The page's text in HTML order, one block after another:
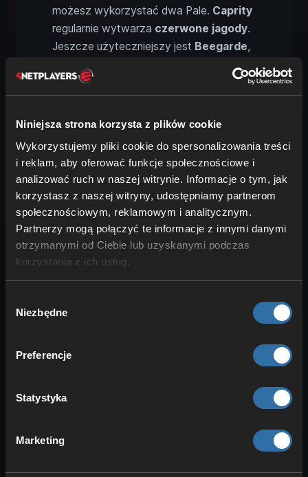
Niniejsza strona korzysta z plików cookie
Wykorzystujemy pliki cookie do spersonalizowania treści
i reklam, aby oferować funkcje społecznościowe i
analizować ruch w naszej witrynie. Informacje o tym, jak
korzystasz z naszej witryny, udostępniamy partnerom
społecznościowym, reklamowym i analitycznym.
Partnerzy mogą połączyć te informacje z innymi danymi
otrzymanymi od Ciebie lub uzyskanymi podczas
korzystania z ich usług.
zgody
Niezbędne
Preferencje
Statystyka
Marketing
możesz wykorzystać dwa Pale. Caprity
regularnie wytwarza czerwone jagody.
Jeszcze użyteczniejszy jest Beegarde,
jako wierzchowce
Jako
do wierzchowców naziemnych
uwagi, choć ogólnie odradzamy
Oto